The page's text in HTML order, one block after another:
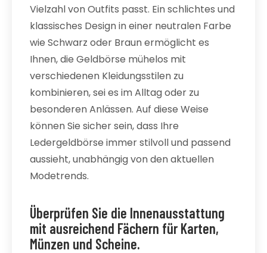
Vielzahl von Outfits passt. Ein schlichtes und
klassisches Design in einer neutralen Farbe
wie Schwarz oder Braun ermöglicht es
Ihnen, die Geldbörse mühelos mit
verschiedenen Kleidungsstilen zu
kombinieren, sei es im Alltag oder zu
besonderen Anlässen. Auf diese Weise
können Sie sicher sein, dass Ihre
Ledergeldbörse immer stilvoll und passend
aussieht, unabhängig von den aktuellen
Modetrends.
Überprüfen Sie die Innenausstattung
mit ausreichend Fächern für Karten,
Münzen und Scheine.